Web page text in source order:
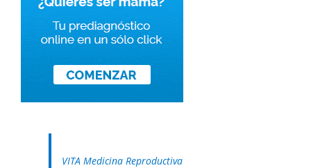
VITA Medicina Reproductiva